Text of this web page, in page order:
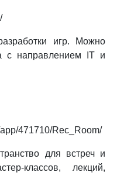
игр. Можно
с направлением IT и
471710/Rec_Room/
для встреч и
классов, лекций,